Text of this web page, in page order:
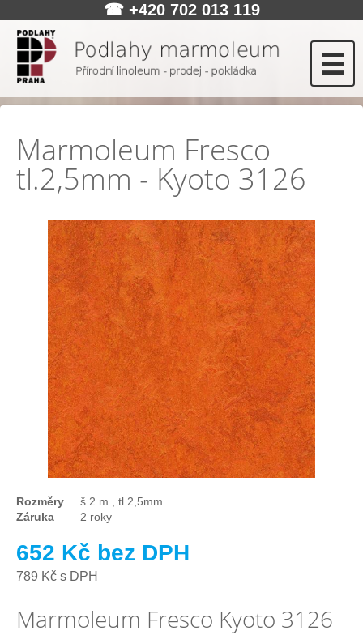
☎+420 702 013 119
☰
Marmoleum Fresco
tl.2,5mm - Kyoto 3126
Rozměry
š 2 m , tl 2,5mm
Záruka
2 roky
652 Kč bez DPH
789 Kč s DPH
Marmoleum Fresco Kyoto 3126